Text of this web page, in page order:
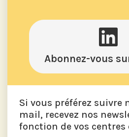
Abonnez-vous
Si vous préférez suivre
mail, recevez nos
fonction de vos centres